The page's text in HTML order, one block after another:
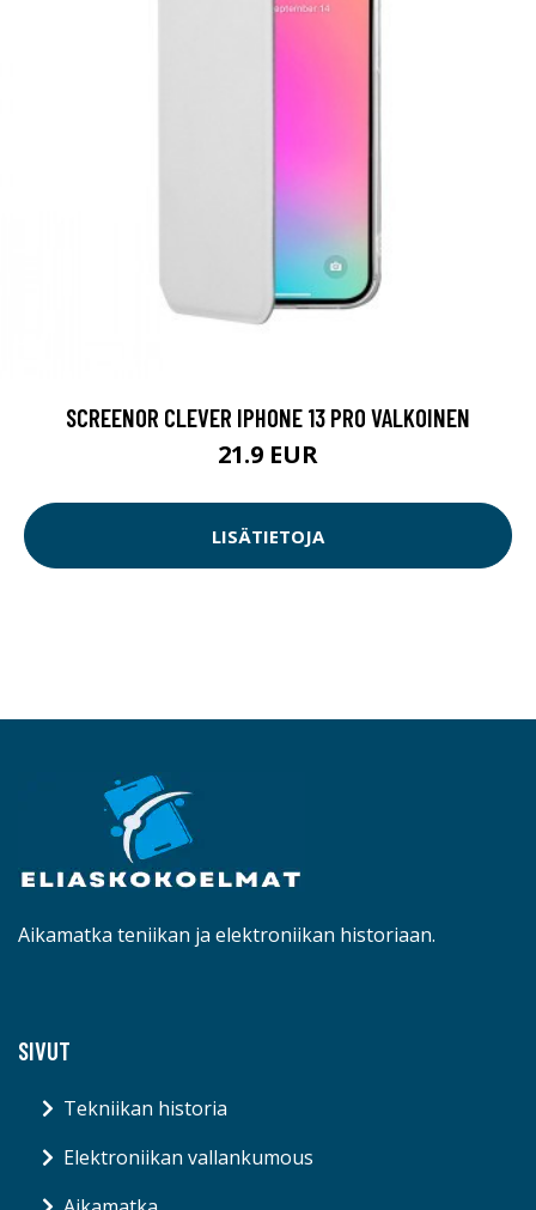
SCREENOR CLEVER IPHONE 13 PRO VALKOINEN
21.9 EUR
LISÄTIETOJA
Aikamatka teniikan ja elektroniikan historiaan.
SIVUT
Tekniikan historia
Elektroniikan vallankumous